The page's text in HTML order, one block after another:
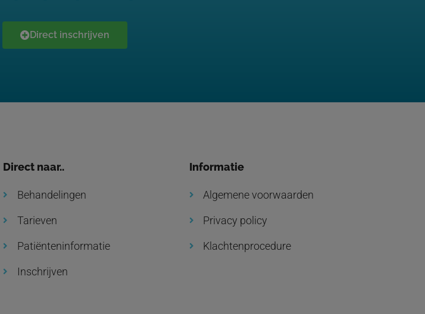
Direct inschrijven
Direct naar..
Behandelingen
Tarieven
Patiënteninformatie
Inschrijven
Informatie
Algemene voorwaarden
Privacy policy
Klachtenprocedure